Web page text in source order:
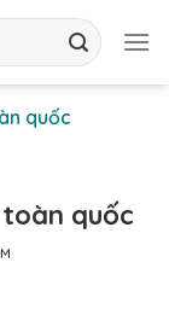
quốc
quốc